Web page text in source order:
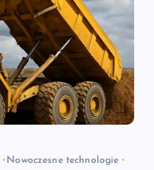
Nowoczesne technologie